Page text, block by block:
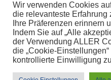
Impressum
© 2026 Steinbichler
Wir verwenden Cookies
die relevanteste Erfahrung
Ihre Präferenzen erinnern
Indem Sie auf „Alle
der Verwendung ALLER
die „Cookie-
kontrollierte Einwilligung